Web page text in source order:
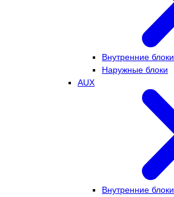
Внутренние блоки
Наружные блоки
AUX
Внутренние блоки